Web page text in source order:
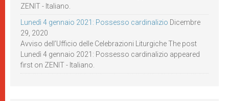
ZENIT - Italiano.
Lunedì 4 gennaio 2021: Possesso cardinalizio Dicembre
29, 2020
Avviso dell’Ufficio delle Celebrazioni Liturgiche The post
Lunedì 4 gennaio 2021: Possesso cardinalizio appeared
first on ZENIT - Italiano.